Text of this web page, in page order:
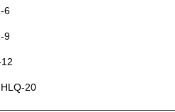
6
9
20